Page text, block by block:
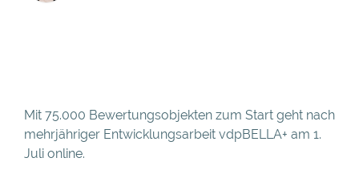
Mit 75.000 Bewertungsobjekten zum Start geht nach
mehrjähriger Entwicklungsarbeit vdpBELLA+ am 1.
Juli online.